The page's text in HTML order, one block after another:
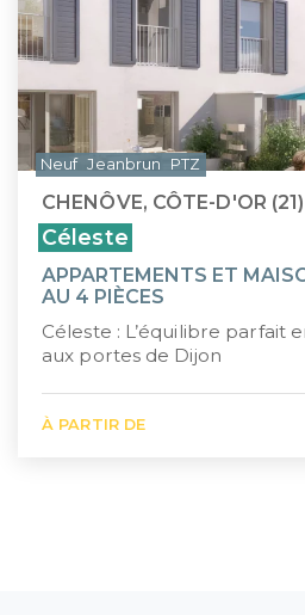
CHENÔVE, CÔTE-D'OR (21)
Céleste
APPARTEMENTS ET
AU 4 PIÈCES
Céleste : L’équilibre parfait
aux portes de Dijon
À PARTIR DE
Neuf Jeanbrun PTZ